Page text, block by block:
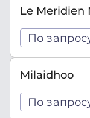
Le Meridien
По
Milaidhoo
По